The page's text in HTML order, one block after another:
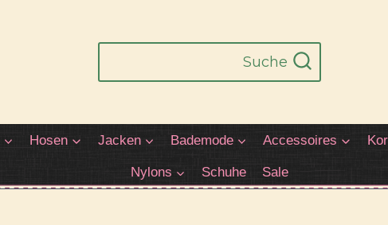
Suche
Hosen Jacken Bademode Accessoires
Nylons Schuhe Sale